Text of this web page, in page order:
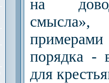
на
порядка -
для